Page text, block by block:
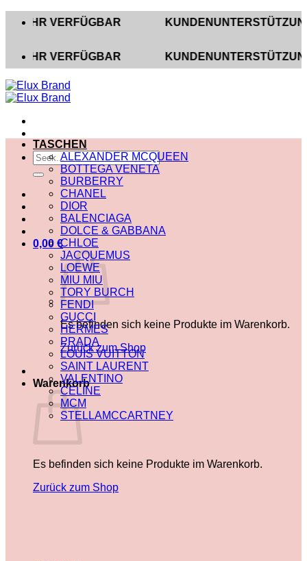
Inhalt
VERFÜGBAR KUNDENUNTERSTÜTZUNG AUF
VERFÜGBAR KUNDENUNTERSTÜTZUNG AUF
Suche
nach:
0,00 €
Es befinden sich keine Produkte im Warenkorb.
Zurück zum Shop
Warenkorb
Es befinden sich keine Produkte im Warenkorb.
Zurück zum Shop
TASCHEN
ALEXANDER MCQUEEN
BOTTEGA VENETA
BURBERRY
CHANEL
DIOR
BALENCIAGA
DOLCE & GABBANA
CHLOE
JACQUEMUS
LOEWE
MIU MIU
TORY BURCH
FENDI
GUCCI
HERMES
PRADA
LOUIS VUITTON
SAINT LAURENT
VALENTINO
CELINE
MCM
STELLAMCCARTNEY